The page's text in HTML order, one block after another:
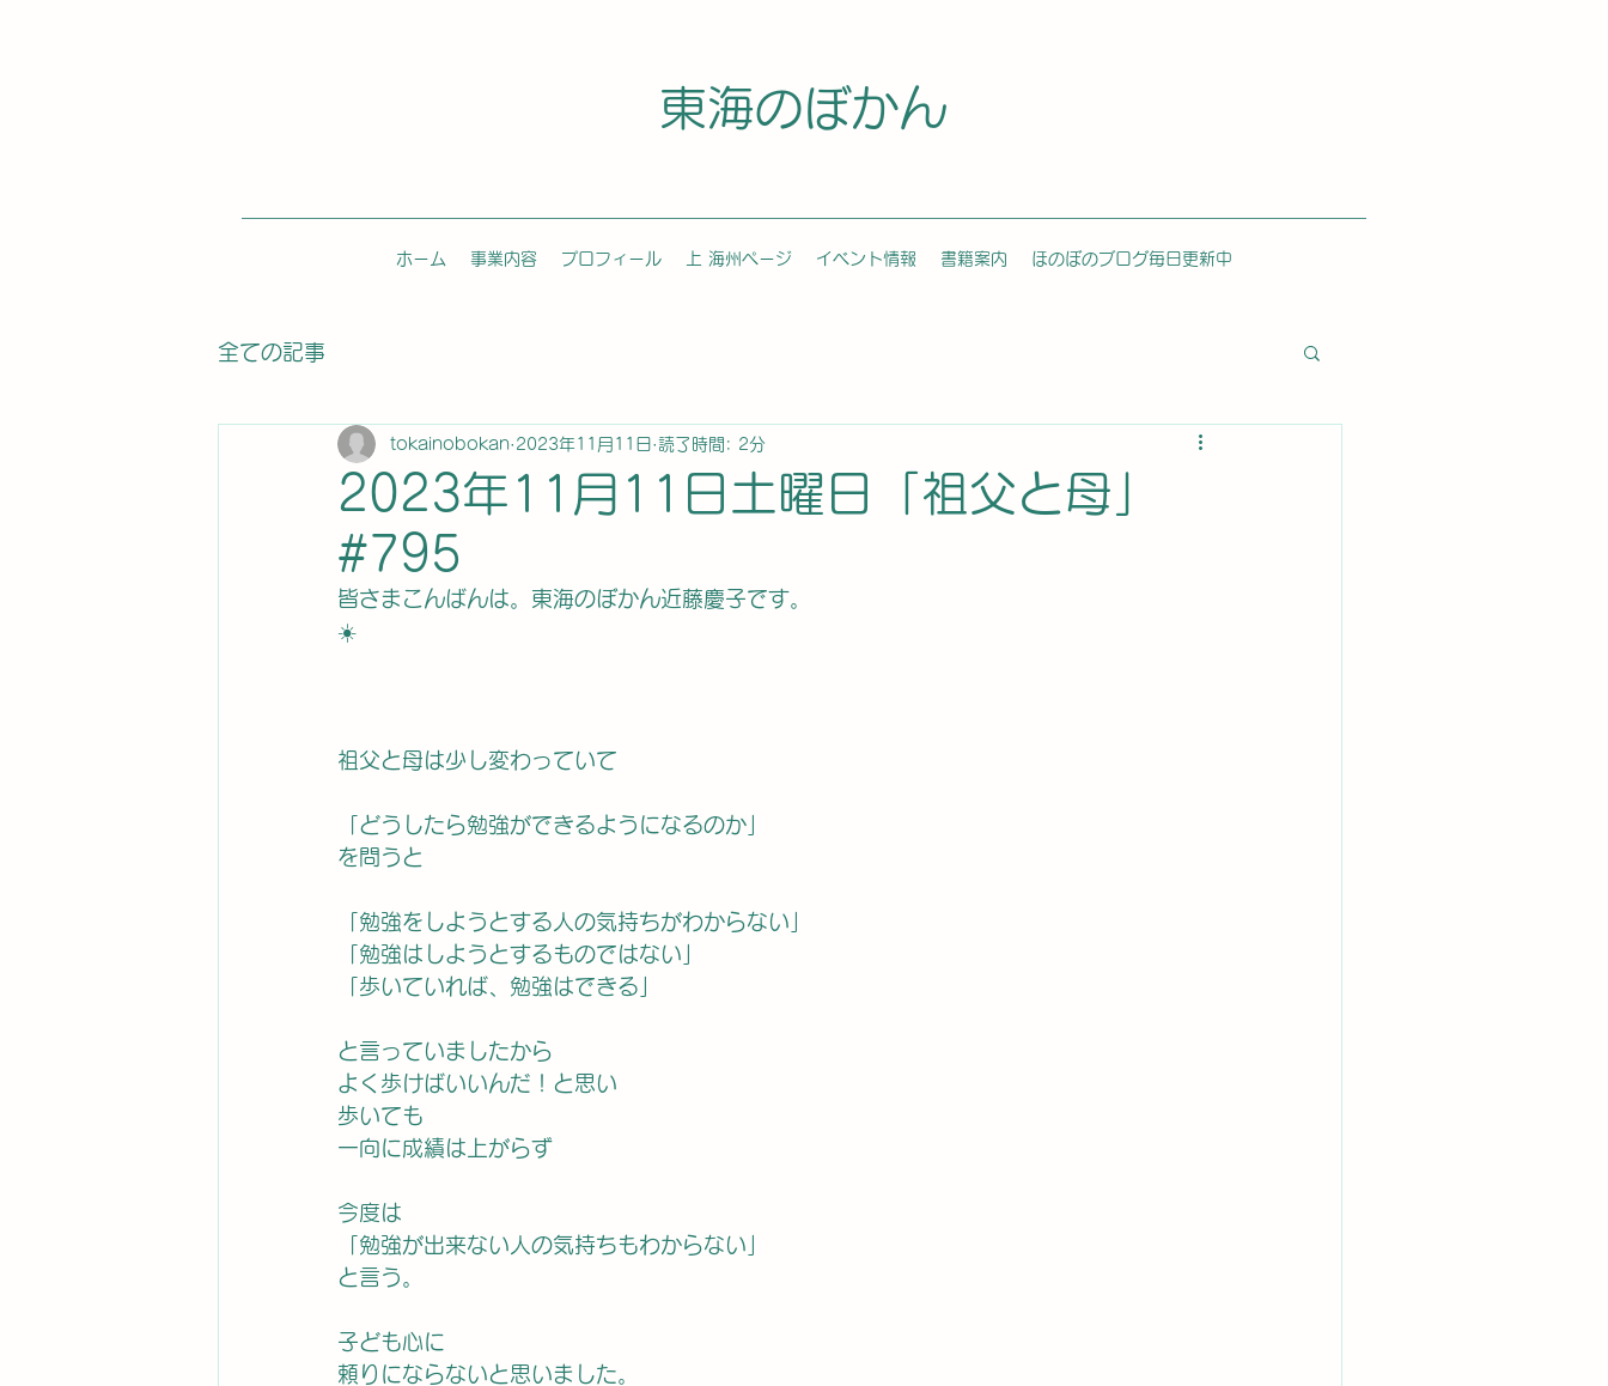
東海のぼかん
ホーム 事業内容 プロフィール 上 海州ページ イベント情報 書籍案内 ほのぼのブログ毎日更新中
全ての記事
2023年11月11日土曜日「祖父と母」
#795
tokainobokan 2023年11月11日 読了時間: 2分
皆さまこんばんは。東海のぼかん近藤慶子です。
☀️
祖父と母は少し変わっていて
「どうしたら勉強ができるようになるのか」
を問うと
「勉強をしようとする人の気持ちがわからない」
「勉強はしようとするものではない」
「歩いていれば、勉強はできる」
と言っていましたから
よく歩けばいいんだ！と思い
歩いても
一向に成績は上がらず
今度は
「勉強が出来ない人の気持ちもわからない」
と言う。
子ども心に
頼りにならないと思いました。